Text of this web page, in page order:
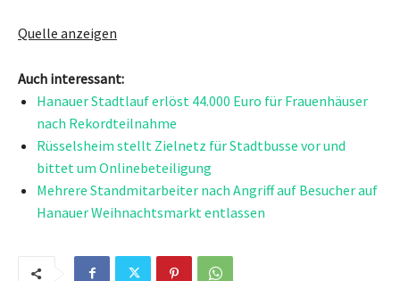
Quelle anzeigen
Auch interessant:
Hanauer Stadtlauf erlöst 44.000 Euro für Frauenhäuser
nach Rekordteilnahme
Rüsselsheim stellt Zielnetz für Stadtbusse vor und
bittet um Onlinebeteiligung
Mehrere Standmitarbeiter nach Angriff auf Besucher auf
Hanauer Weihnachtsmarkt entlassen